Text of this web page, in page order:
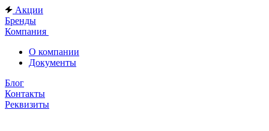
Акции
Бренды
Компания
О компании
Документы
Блог
Контакты
Реквизиты